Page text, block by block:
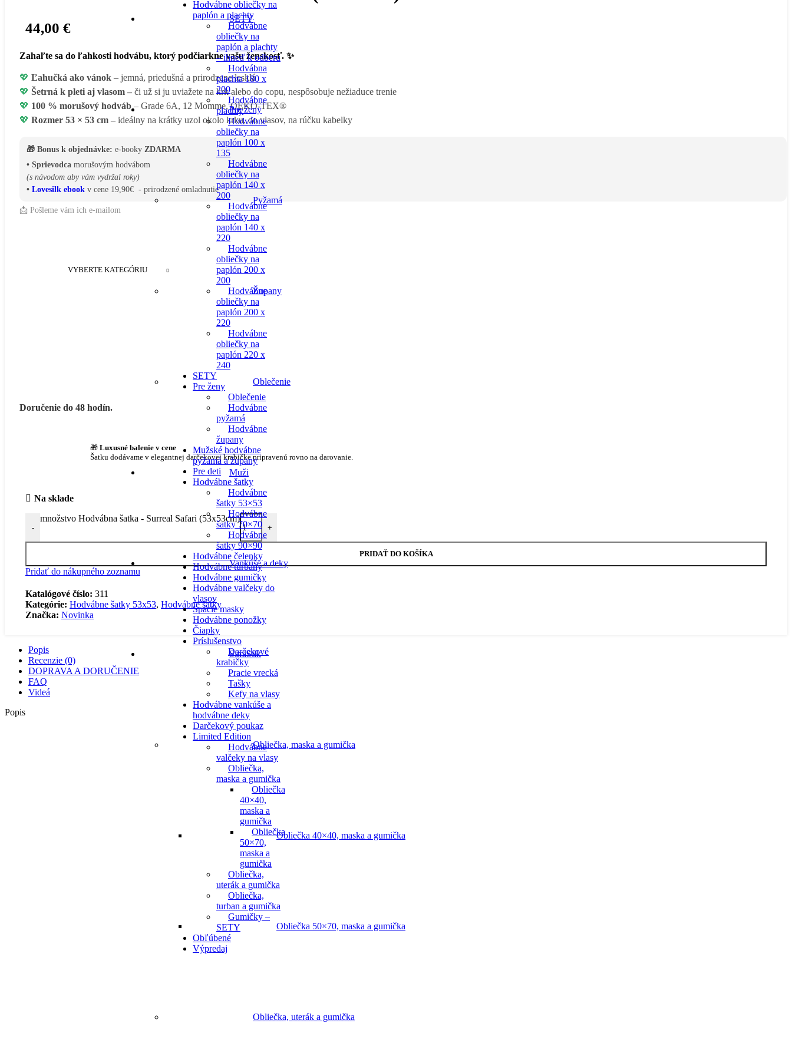
SETY
Pre ženy
Pyžamá
Župany
Oblečenie
Muži
Vankúše a deky
SimiSilk
Obliečka, maska a gumička
Obliečka 40×40, maska a gumička
Obliečka 50×70, maska a gumička
Obliečka, uterák a gumička
VYBERTE KATEGÓRIU
Hodvábne obliečky na
paplón a plachty
Hodvábne
obliečky na
paplón a plachty
– ihneď k odberu
Hodvábna
plachta 180 x
200
Hodvábne
plachty
Hodvábne
obliečky na
paplón 100 x
135
Hodvábne
obliečky na
paplón 140 x
200
Hodvábne
obliečky na
paplón 140 x
220
Hodvábne
obliečky na
paplón 200 x
200
Hodvábne
obliečky na
paplón 200 x
220
Hodvábne
obliečky na
paplón 220 x
240
SETY
Pre ženy
Oblečenie
Hodvábne
pyžamá
Hodvábne
župany
Mužské hodvábne
pyžamá a župany
Pre deti
Hodvábne šatky
Hodvábne
šatky 53×53
Hodvábne
šatky 70×70
Hodvábne
šatky 90×90
Hodvábne čelenky
Hodvábne turbany
Hodvábne gumičky
Hodvábne valčeky do
vlasov
Spacie masky
Hodvábne ponožky
Čiapky
Príslušenstvo
Darčekové
krabičky
Pracie vrecká
Tašky
Kefy na vlasy
Hodvábne vankúše a
hodvábne deky
Darčekový poukaz
Limited Edition
Hodvábne
valčeky na vlasy
Obliečka,
maska a gumička
Obliečka
40×40,
maska a
gumička
Obliečka
50×70,
maska a
gumička
Obliečka,
uterák a gumička
Obliečka,
turban a gumička
Gumičky –
SETY
Obľúbené
Výpredaj
44,00 €
Zahaľte sa do ľahkosti hodvábu, ktorý podčiarkne vašu ženskosť. ✨
💖 Ľahučká ako vánok – jemná, priedušná a prirodzene lesklá
💖 Šetrná k pleti aj vlasom – či už si ju uviažete na krk alebo do copu, nespôsobuje nežiaduce trenie
💖 100 % morušový hodváb – Grade 6A, 12 Momme, OEKO-TEX®
💖 Rozmer 53 × 53 cm – ideálny na krátky uzol okolo krku, do vlasov, na rúčku kabelky
🎁 Bonus k objednávke: e-booky ZDARMA
• Sprievodca morušovým hodvábom
(s návodom aby vám vydržal roky)
• Lovesilk ebook v cene 19,90€ - prirodzené omladnutie
📩 Pošleme vám ich e-mailom
Doručenie do 48 hodín.
🎁 Luxusné balenie v cene
Šatku dodávame v elegantnej darčekovej krabičke pripravenú rovno na darovanie.
Na sklade
-
množstvo Hodvábna šatka - Surreal Safari (53x53cm)
+
PRIDAŤ DO KOŠÍKA
Pridať do nákupného zoznamu
Katalógové číslo: 311
Kategórie: Hodvábne šatky 53x53, Hodvábne šatky
Značka: Novinka
Popis
Recenzie (0)
DOPRAVA A DORUČENIE
FAQ
Videá
Popis